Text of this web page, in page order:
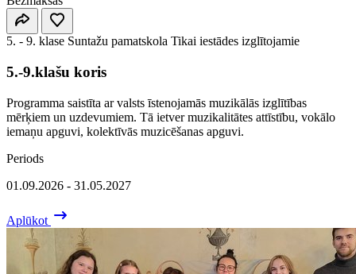
5. - 9. klase Suntažu pamatskola Tikai iestādes izglītojamie
5.-9.klašu koris
Programma saistīta ar valsts īstenojamās muzikālās izglītības
mērķiem un uzdevumiem. Tā ietver muzikalitātes attīstību, vokālo
iemaņu apguvi, kolektīvās muzicēšanas apguvi.
Periods
01.09.2026 - 31.05.2027
Aplūkot